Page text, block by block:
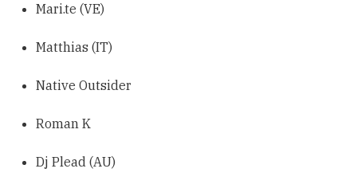
Mari.te (VE)
Matthias (IT)
Native Outsider
Roman K
Dj Plead (AU)